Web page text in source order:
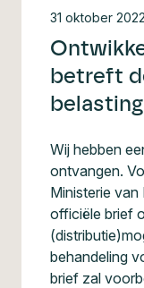
31 oktober 2022
betreft
Wij hebben
ontvangen.
Ministerie van
officiële brief
behandeling
brief zal